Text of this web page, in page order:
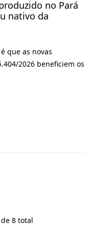
no Pará
nativo da
que as novas
2026 beneficiem os
8 total